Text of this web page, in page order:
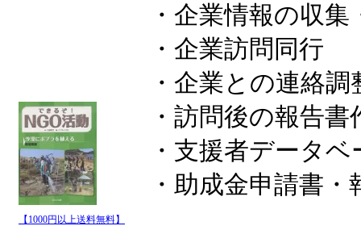
【1000円以上送料無料】
・企業情報の収集
・企業訪問同行
・企業との連絡調
・訪問後の報告書
・支援者データ
・助成金申請書